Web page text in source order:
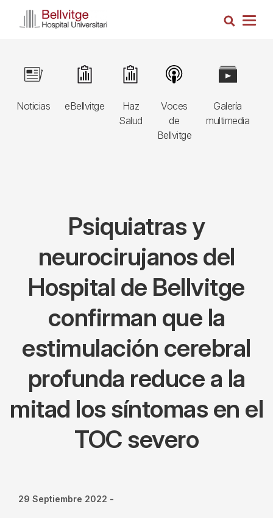
Busca
Navegació
principal
3r
Noticias
Image
eBellvitge
Image
Haz
Salud
Image
Voces
de
Bellvitge
Image
Galería
multimedia
Image
Psiquiatras y
neurocirujanos del
Hospital de Bellvitge
confirman que la
estimulación cerebral
profunda reduce a la
mitad los síntomas en el
TOC severo
29 Septiembre 2022 -